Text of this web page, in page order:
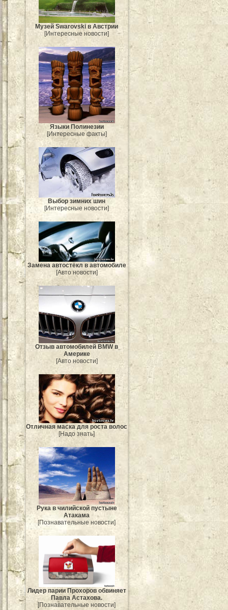
Музей Swarovski в Австрии
[Интересные новости]
Языки Полинезии
[Интересные факты]
Выбор зимних шин
[Интересные новости]
Замена автостёкл в автомобиле
[Авто новости]
Отзыв автомобилей BMW в
Америке
[Авто новости]
Отличная маска для роста волос
[Надо знать]
Рука в чилийской пустыне
Атакама
[Познавательные новости]
Лидер парии Прохоров обвиняет
Павла Астахова.
[Познавательные новости]